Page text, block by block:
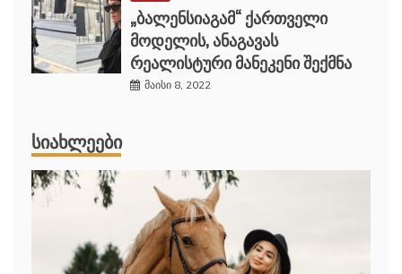
„ბალენსიაგამ“ ქართველი
მოდელის, ანაგავას
რეალისტური მანეკენი შექმნა
მაისი 8, 2022
ᲡᲘᲐᲮᲚᲔᲔᲑᲘ